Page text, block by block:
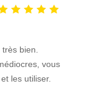
bien.
vous
les utiliser.